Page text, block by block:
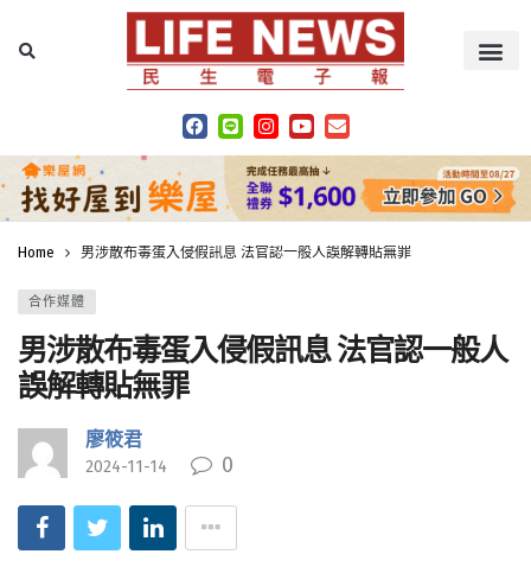
Home 男涉散布毒蛋入侵假訊息 法官認一般人誤解轉貼無罪
合作媒體
男涉散布毒蛋入侵假訊息 法官認一般人
誤解轉貼無罪
廖筱君
2024-11-14 0